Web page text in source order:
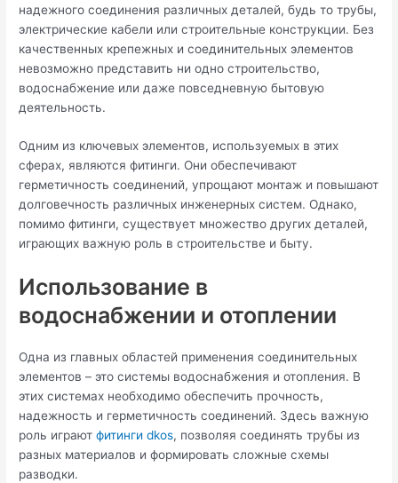
надежного соединения различных деталей, будь то трубы,
электрические кабели или строительные конструкции. Без
качественных крепежных и соединительных элементов
невозможно представить ни одно строительство,
водоснабжение или даже повседневную бытовую
деятельность.
Одним из ключевых элементов, используемых в этих
сферах, являются фитинги. Они обеспечивают
герметичность соединений, упрощают монтаж и повышают
долговечность различных инженерных систем. Однако,
помимо фитинги, существует множество других деталей,
играющих важную роль в строительстве и быту.
Использование в
водоснабжении и отоплении
Одна из главных областей применения соединительных
элементов – это системы водоснабжения и отопления. В
этих системах необходимо обеспечить прочность,
надежность и герметичность соединений. Здесь важную
роль играютфитинги dkos, позволяя соединять трубы из
разных материалов и формировать сложные схемы
разводки.